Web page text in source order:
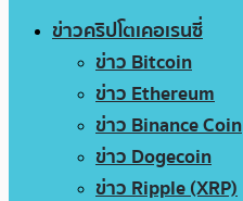
ข่าวคริปโตเคอเรนซี่
ข่าว Bitcoin
ข่าว Ethereum
ข่าว Binance Coin
ข่าว Dogecoin
ข่าว Ripple (XRP)